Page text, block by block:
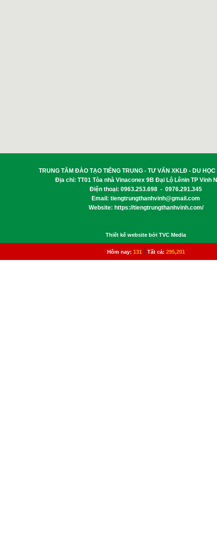
TRUNG TÂM ĐÀO TẠO TIẾNG TRUNG - TƯ VẤN XKLĐ - DU
Địa chỉ: TT01 Tòa nhà Vinaconex 9B Đại Lộ Lênin TP Vinh
Điện thoại: 0963.253.698 - 0976.291.345
Email: tiengtrungthanhvinh@gmail.com
Website: https://tiengtrungthanhvinh.com/
Thiết kế website bởi TVC Media
Hôm nay: 131 | Tất cả: 295,201